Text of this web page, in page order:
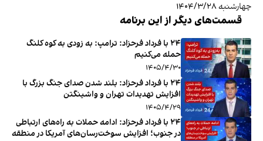
چهارشنبه ۱۴۰۴/۳/۲۸
قسمت‌های دیگر از این برنامه
۲۴ با فرداد فرحزاد: ترامپ: به زودی به کوه کلنگ
حمله می‌کنیم
۱۴۰۵/۴/۳۰
۲۴ با فرداد فرحزاد: بلند شدن صدای جنگ بزرگ با
افزایش تهدیدات تهران و واشینگتن
۱۴۰۵/۴/۲۹
۲۴ با فرداد فرحزاد: ادامه حملات به راه‌های ارتباطی
در جنوب؛ افزایش سوخت‌رسان‌های آمریکا در منطقه